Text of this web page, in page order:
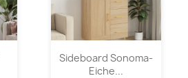
Sideboard Sonoma-
Eiche...